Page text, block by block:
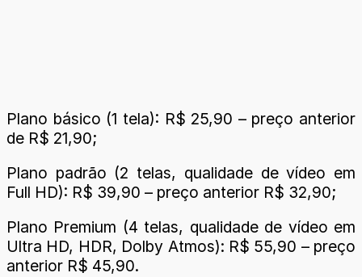
Plano básico (1 tela): R$ 25,90 – preço anterior
de R$ 21,90;
Plano padrão (2 telas, qualidade de vídeo em
Full HD): R$ 39,90 – preço anterior R$ 32,90;
Plano Premium (4 telas, qualidade de vídeo em
Ultra HD, HDR, Dolby Atmos): R$ 55,90 – preço
anterior R$ 45,90.